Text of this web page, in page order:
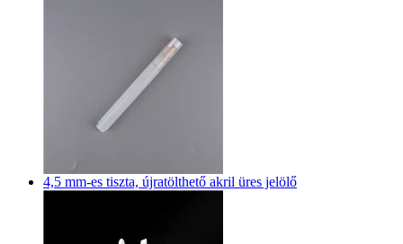
4,5 mm-es tiszta, újratölthető akril üres jelölő